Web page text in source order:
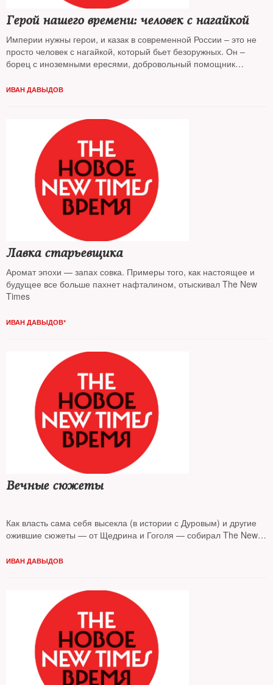
Герой нашего времени: человек с нагайкой
Империи нужны герои, и казак в современной России – это не
просто человек с нагайкой, который бьет безоружных. Он –
борец с иноземными ересями, добровольный помощник
ИВАН ДАВЫДОВ
Лавка старьевщика
Аромат эпохи — запах совка. Примеры того, как настоящее и
будущее все больше пахнет нафталином, отыскивал The New
Times
ИВАН ДАВЫДОВ*
Вечные сюжеты
Как власть сама себя высекла (в истории с Дуровым) и другие
ожившие сюжеты — от Щедрина и Гоголя — собирал The New
ИВАН ДАВЫДОВ